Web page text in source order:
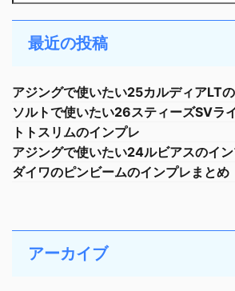
最近の投稿
アジングで使いたい25カルディアLT
ソルトで使いたい26スティーズSVラ
トトスリムのインプレ
アジングで使いたい24ルビアスのイ
ダイワのピンビームのインプレまとめ
アーカイブ